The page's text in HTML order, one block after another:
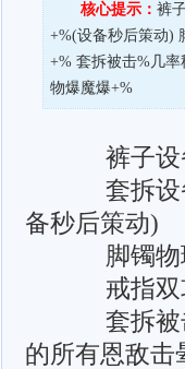
核心提示： 裤
+%(设备秒后策动)
+% 套拆被击%几
物爆魔爆+%
裤子设
套拆设备
备秒后策动)
脚镯物理
戒指双攻
套拆被击
的所有恩敌击